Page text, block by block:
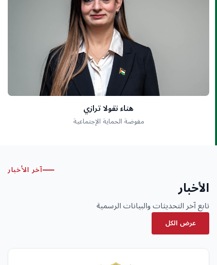
هناء نقولا ترازي
مفوضة الحماية الإجتماعية
آخر الأخبار
الأخبار
تابع آخر التحديثات والبيانات الرسمية
عرض الكل